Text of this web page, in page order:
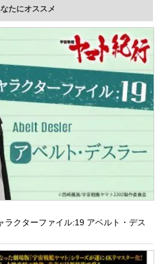
たにオススメ
ラクターファイル:19 アベルト・デス